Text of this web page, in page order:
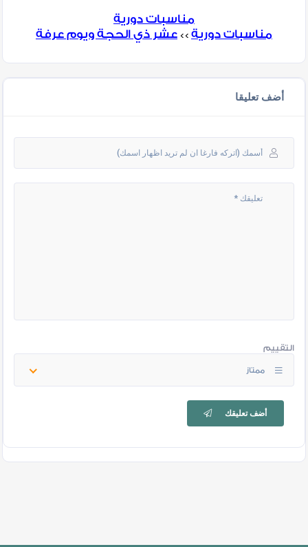
مناسبات دورية
مناسبات دورية >> عشر ذي الحجة ويوم عرفة
أضف تعليقا
التقييم
ممتاز
أضف تعليقك